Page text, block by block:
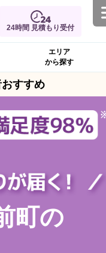
24時間 見積もり受付
エリア
から探す
すすめ
町の